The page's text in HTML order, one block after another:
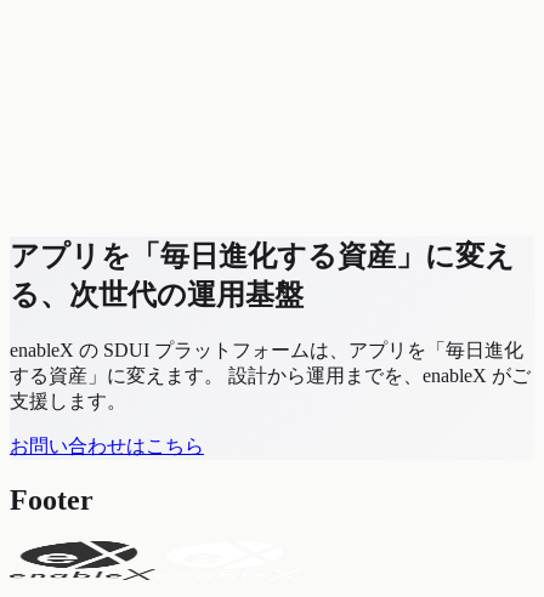
ドで設計
アプリを「毎日進化する資産」に変え
る、次世代の運用基盤
enableX の SDUI プラットフォームは、アプリを「毎日進化
する資産」に変えます。 設計から運用までを、enableX がご
支援します。
お問い合わせはこちら
Footer